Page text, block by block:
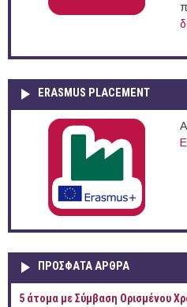
ERASMUS PLACEMENT
ΠΡOΣΦΑΤΑ AΡΘΡΑ
5 άτομα με Σύμβαση Ορισμένου